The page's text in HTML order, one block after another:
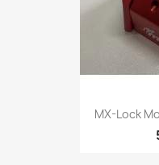
MX-Lock